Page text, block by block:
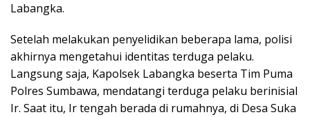
Labangka.
Setelah melakukan penyelidikan beberapa lama, polisi
akhirnya mengetahui identitas terduga pelaku.
Langsung saja, Kapolsek Labangka beserta Tim Puma
Polres Sumbawa, mendatangi terduga pelaku berinisial
Ir. Saat itu, Ir tengah berada di rumahnya, di Desa Suka